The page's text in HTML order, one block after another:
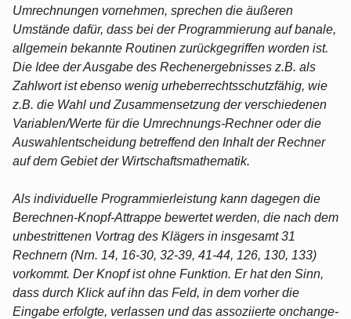
Umrechnungen vornehmen, sprechen die äußeren
Umstände dafür, dass bei der Programmierung auf banale,
allgemein bekannte Routinen zurückgegriffen worden ist.
Die Idee der Ausgabe des Rechenergebnisses z.B. als
Zahlwort ist ebenso wenig urheberrechtsschutzfähig, wie
z.B. die Wahl und Zusammensetzung der verschiedenen
Variablen/Werte für die Umrechnungs-Rechner oder die
Auswahlentscheidung betreffend den Inhalt der Rechner
auf dem Gebiet der Wirtschaftsmathematik.
Als individuelle Programmierleistung kann dagegen die
Berechnen-Knopf-Attrappe bewertet werden, die nach dem
unbestrittenen Vortrag des Klägers in insgesamt 31
Rechnern (Nrn. 14, 16-30, 32-39, 41-44, 126, 130, 133)
vorkommt. Der Knopf ist ohne Funktion. Er hat den Sinn,
dass durch Klick auf ihn das Feld, in dem vorher die
Eingabe erfolgte, verlassen und das assoziierte onchange-